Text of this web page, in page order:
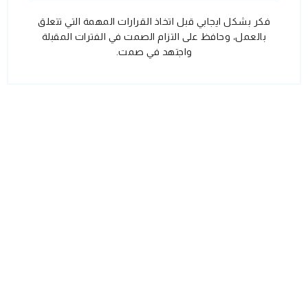
فكر بشكل ايجابي قبل اتخاذ القرارات المهمة التي تتعلق
بالعمل، وحافظ على التزام الصمت في الفترات المقبلة
واجتهد في صمت.